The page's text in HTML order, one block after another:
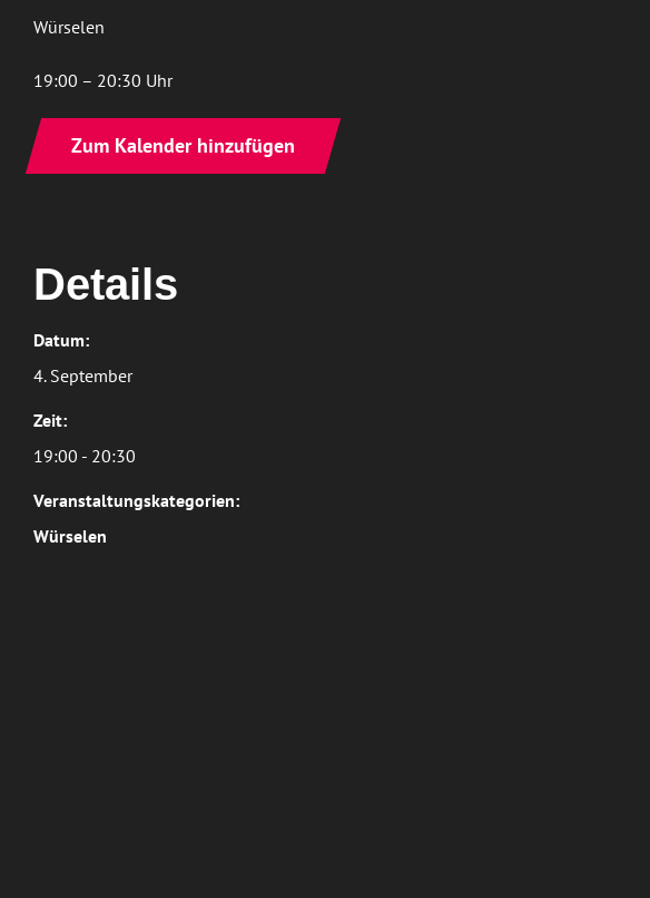
Würselen
19:00 – 20:30 Uhr
Zum Kalender hinzufügen
Details
Datum:
4. September
Zeit:
19:00 - 20:30
Veranstaltungskategorien:
Würselen